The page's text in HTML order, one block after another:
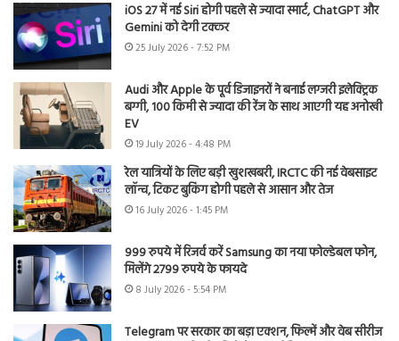
iOS 27 में नई Siri होगी पहले से ज्यादा स्मार्ट, ChatGPT और
Gemini को देगी टक्कर
25 July 2026 - 7:52 PM
Audi और Apple के पूर्व डिजाइनरों ने बनाई लग्जरी इलेक्ट्रिक
बग्गी, 100 किमी से ज्यादा की रेंज के साथ आएगी यह अनोखी
EV
19 July 2026 - 4:48 PM
रेल यात्रियों के लिए बड़ी खुशखबरी, IRCTC की नई वेबसाइट
लॉन्च, टिकट बुकिंग होगी पहले से आसान और तेज
16 July 2026 - 1:45 PM
999 रुपये में रिजर्व करें Samsung का नया फोल्डेबल फोन,
मिलेंगे 2799 रुपये के फायदे
8 July 2026 - 5:54 PM
Telegram पर सरकार का बड़ा एक्शन, फिल्में और वेब सीरीज